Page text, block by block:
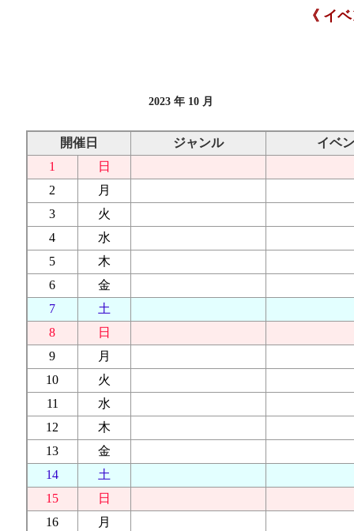
《 イ
2023 年 10 月
開催日 ジャンル
イベ
1
日
2
月
3
火
4
水
5
木
6
金
7
土
8
日
9
月
10
火
11
水
12
木
13
金
14
土
15
日
16
月